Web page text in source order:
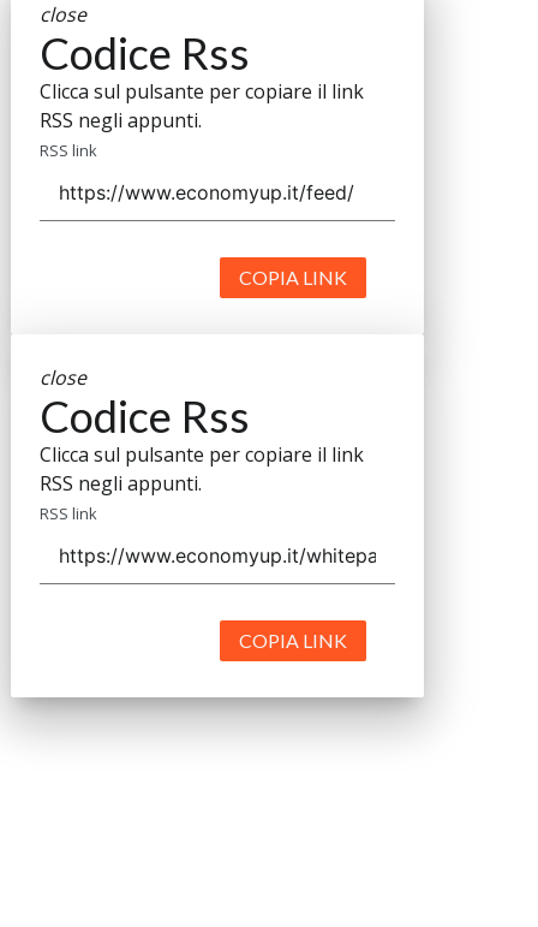
close
Codice Rss
Clicca sul pulsante per copiare il link
RSS negli appunti.
RSS link
COPIA LINK
close
Codice Rss
Clicca sul pulsante per copiare il link
RSS negli appunti.
RSS link
COPIA LINK